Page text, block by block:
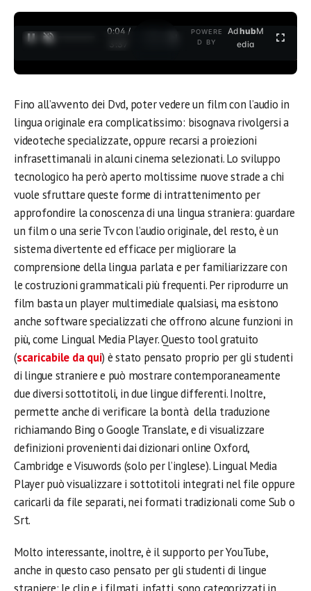
0:04 /
3:37
POWERE
D BY
AdhubM
edia
Fino all’avvento dei Dvd, poter vedere un film con l’audio in
lingua originale era complicatissimo: bisognava rivolgersi a
videoteche specializzate, oppure recarsi a proiezioni
infrasettimanali in alcuni cinema selezionati. Lo sviluppo
tecnologico ha però aperto moltissime nuove strade a chi
vuole sfruttare queste forme di intrattenimento per
approfondire la conoscenza di una lingua straniera: guardare
un film o una serie Tv con l’audio originale, del resto, è un
sistema divertente ed efficace per migliorare la
comprensione della lingua parlata e per familiarizzare con
le costruzioni grammaticali più frequenti. Per riprodurre un
film basta un player multimediale qualsiasi, ma esistono
anche software specializzati che offrono alcune funzioni in
più, come Lingual Media Player. Questo tool gratuito
(scaricabile da qui) è stato pensato proprio per gli studenti
di lingue straniere e può mostrare contemporaneamente
due diversi sottotitoli, in due lingue differenti. Inoltre,
permette anche di verificare la bontà della traduzione
richiamando Bing o Google Translate, e di visualizzare
definizioni provenienti dai dizionari online Oxford,
Cambridge e Visuwords (solo per l’inglese). Lingual Media
Player può visualizzare i sottotitoli integrati nel file oppure
caricarli da file separati, nei formati tradizionali come Sub o
Srt.
Molto interessante, inoltre, è il supporto per YouTube,
anche in questo caso pensato per gli studenti di lingue